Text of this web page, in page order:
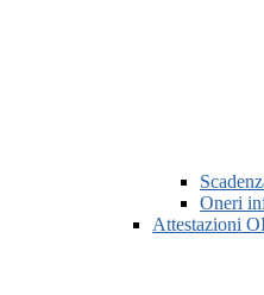
Oneri
Attestazioni